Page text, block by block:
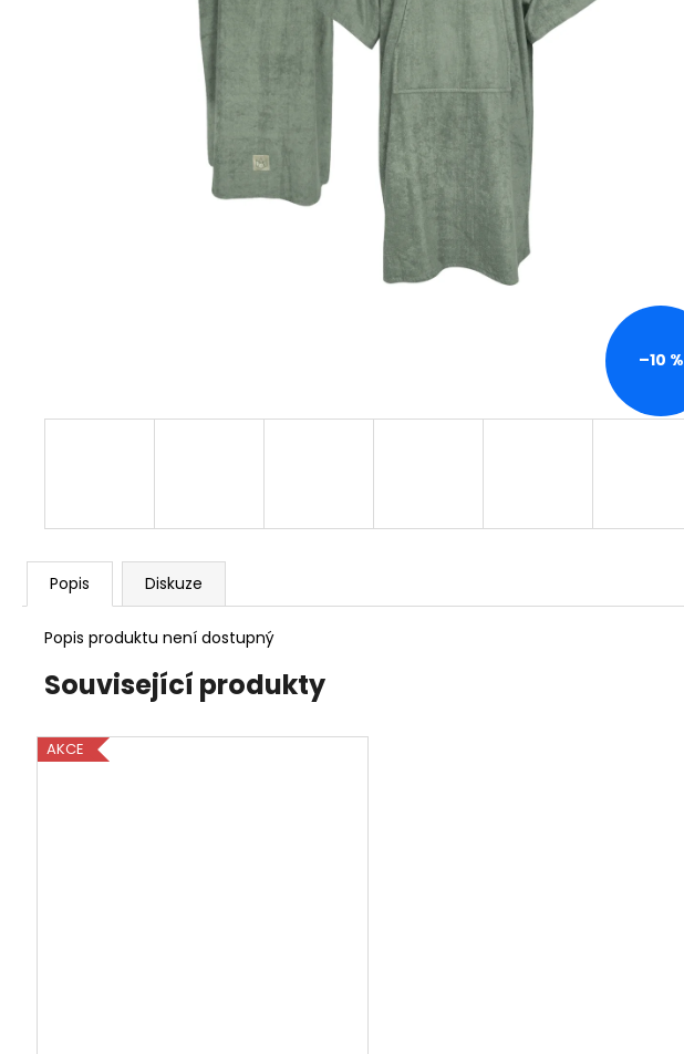
–10 %
Popis Diskuze
Popis produktu není dostupný
Související produkty
AKCE